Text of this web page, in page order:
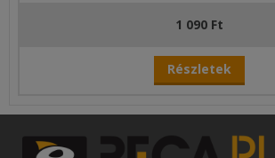
1 090 Ft
Részletek